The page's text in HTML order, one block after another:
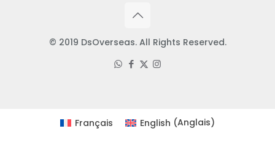
© 2019 DsOverseas. All Rights Reserved.
Français English (Anglais)